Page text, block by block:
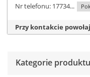
Nr telefonu: 17734...
Przy kontakcie
Kategorie produktu